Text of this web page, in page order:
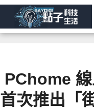
PChome
首次推出「